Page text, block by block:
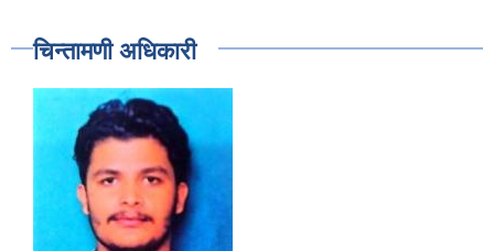
चिन्तामणी अधिकारी